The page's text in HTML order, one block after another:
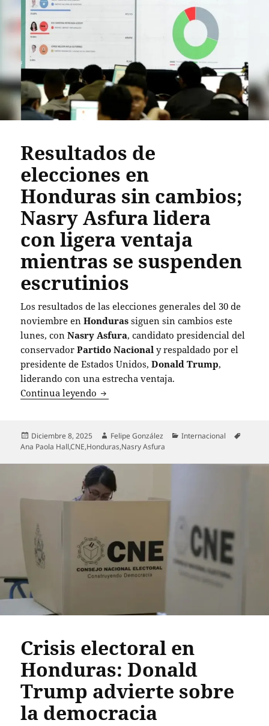
Resultados de
elecciones en
Honduras sin cambios;
Nasry Asfura lidera
con ligera ventaja
mientras se suspenden
escrutinios
Los resultados de las elecciones generales del 30 de
noviembre enHonduras siguen sin cambios este
lunes, conNasry Asfura, candidato presidencial del
conservadorPartido Nacional y respaldado por el
presidente de Estados Unidos,Donald Trump,
liderando con una estrecha ventaja.
Continua leyendo Resultados de elecciones en
Publicado
el
Diciembre 8, 2025 Autor
Felipe González Categorías
Internacional
Ana Paola Hall,CNE,Honduras,Nasry Asfura
Crisis electoral en
Honduras: Donald
Trump advierte sobre
la democracia